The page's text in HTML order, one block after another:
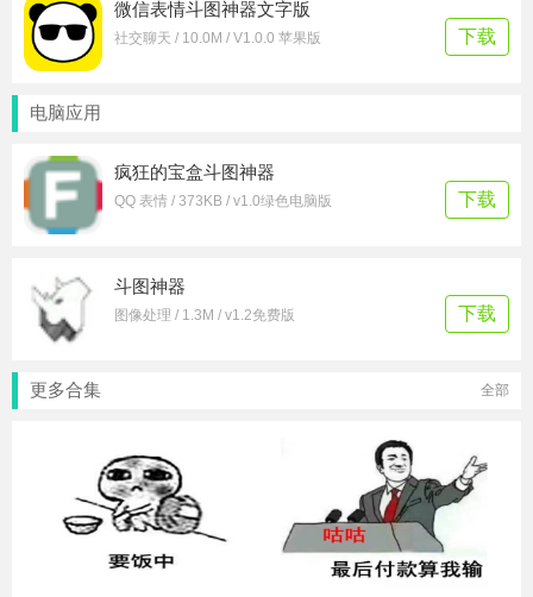
微信表情斗图神器文字版
社交聊天 / 10.0M / V1.0.0 苹果版 下载
电脑应用
疯狂的宝盒斗图神器
QQ 表情 / 373KB / v1.0绿色电脑版 下载
斗图神器
图像处理 / 1.3M / v1.2免费版 下载
更多合集 全部